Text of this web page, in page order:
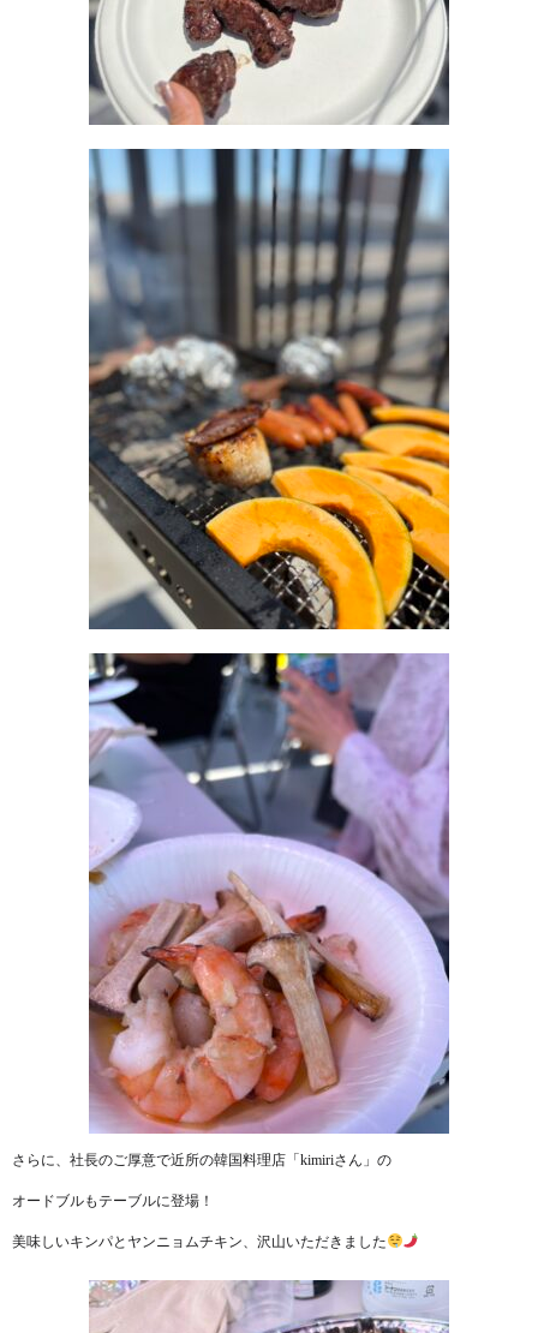
さらに、社長のご厚意で近所の韓国料理店「kimiriさん」の
オードブルもテーブルに登場！
美味しいキンパとヤンニョムチキン、沢山いただきました